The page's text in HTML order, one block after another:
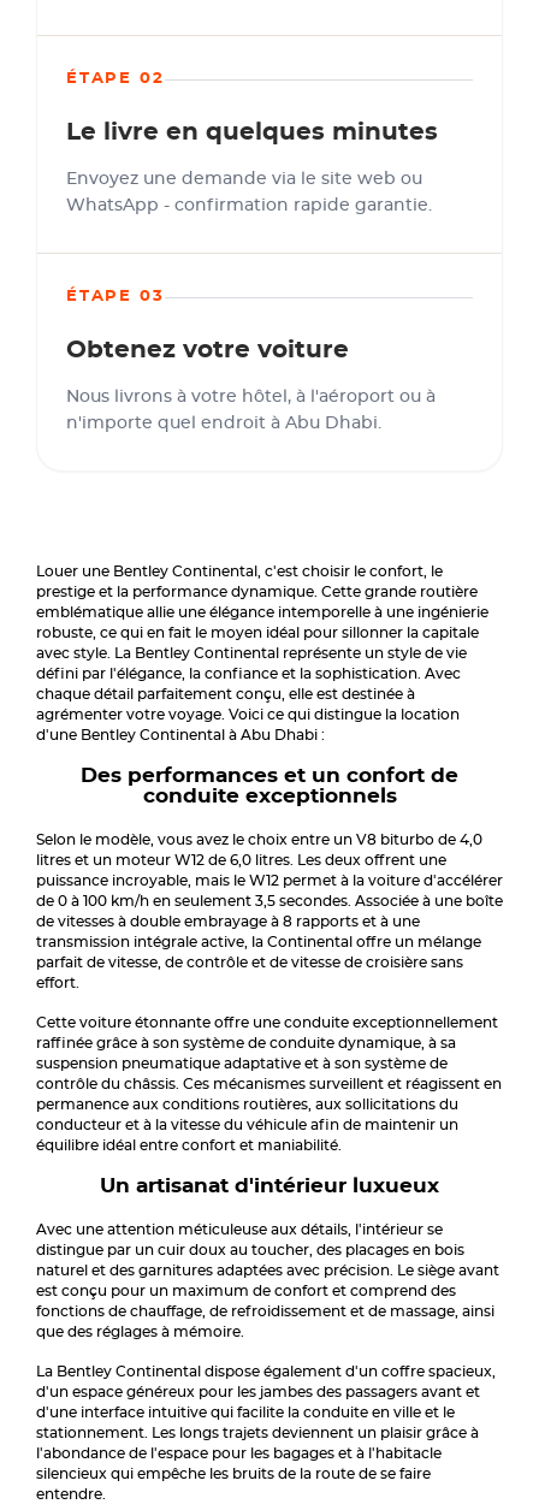
ÉTAPE 02
Le livre en quelques minutes
Envoyez une demande via le site web ou
WhatsApp - confirmation rapide garantie.
ÉTAPE 03
Obtenez votre voiture
Nous livrons à votre hôtel, à l'aéroport ou à
n'importe quel endroit à Abu Dhabi.
Louer une Bentley Continental, c'est choisir le confort, le
prestige et la performance dynamique. Cette grande routière
emblématique allie une élégance intemporelle à une ingénierie
robuste, ce qui en fait le moyen idéal pour sillonner la capitale
avec style. La Bentley Continental représente un style de vie
défini par l'élégance, la confiance et la sophistication. Avec
chaque détail parfaitement conçu, elle est destinée à
agrémenter votre voyage. Voici ce qui distingue la location
d'une Bentley Continental à Abu Dhabi :
Des performances et un confort de
conduite exceptionnels
Selon le modèle, vous avez le choix entre un V8 biturbo de 4,0
litres et un moteur W12 de 6,0 litres. Les deux offrent une
puissance incroyable, mais le W12 permet à la voiture d'accélérer
de 0 à 100 km/h en seulement 3,5 secondes. Associée à une boîte
de vitesses à double embrayage à 8 rapports et à une
transmission intégrale active, la Continental offre un mélange
parfait de vitesse, de contrôle et de vitesse de croisière sans
effort.
Cette voiture étonnante offre une conduite exceptionnellement
raffinée grâce à son système de conduite dynamique, à sa
suspension pneumatique adaptative et à son système de
contrôle du châssis. Ces mécanismes surveillent et réagissent en
permanence aux conditions routières, aux sollicitations du
conducteur et à la vitesse du véhicule afin de maintenir un
équilibre idéal entre confort et maniabilité.
Un artisanat d'intérieur luxueux
Avec une attention méticuleuse aux détails, l'intérieur se
distingue par un cuir doux au toucher, des placages en bois
naturel et des garnitures adaptées avec précision. Le siège avant
est conçu pour un maximum de confort et comprend des
fonctions de chauffage, de refroidissement et de massage, ainsi
que des réglages à mémoire.
La Bentley Continental dispose également d'un coffre spacieux,
d'un espace généreux pour les jambes des passagers avant et
d'une interface intuitive qui facilite la conduite en ville et le
stationnement. Les longs trajets deviennent un plaisir grâce à
l'abondance de l'espace pour les bagages et à l'habitacle
silencieux qui empêche les bruits de la route de se faire
entendre.